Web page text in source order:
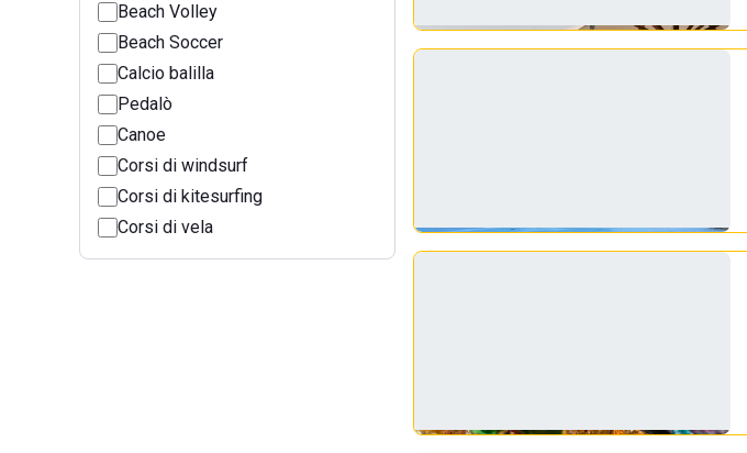
Beach Volley
Beach Soccer
Calcio balilla
Pedalò
Canoe
Corsi di windsurf
Corsi di kitesurfing
Corsi di vela